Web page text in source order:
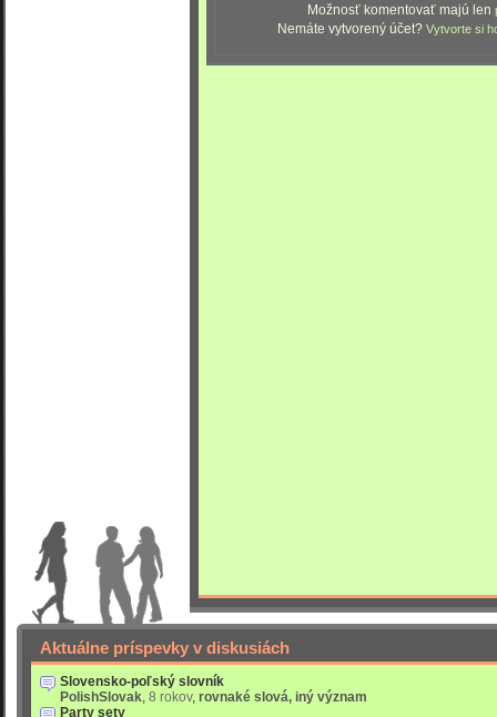
Možnosť komentovať majú len
Nemáte vytvorený účet? Vytvorte si
Aktuálne príspevky v diskusiách
Slovensko-poľský slovník
PolishSlovak, 8 rokov, rovnaké slová, iný význam
Party sety